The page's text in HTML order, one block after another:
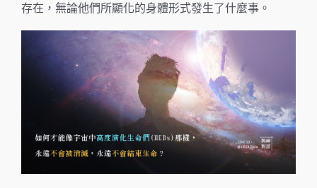
存在，無論他們所顯化的身體形式發生了什麼事。